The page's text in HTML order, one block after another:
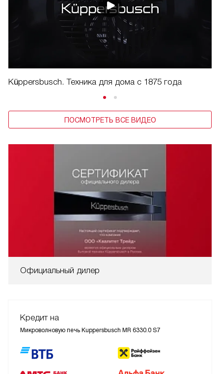
Küppersbusch. Техника для дома с 1875 года
ПОСМОТРЕТЬ ВСЕ ВИДЕО
Официальный дилер
Кредит на
Микроволновую печь Kuppersbusch MR 6330.0 S7